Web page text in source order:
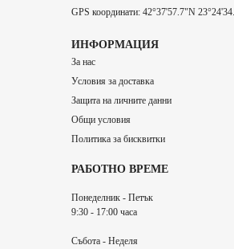
GPS координати: 42°37'57.7"N
ИНФОРМАЦИЯ
За нас
Условия за доставка
Защита на личните данни
Общи условия
Политика за бисквитки
РАБОТНО ВРЕМЕ
Понеделник - Петък
9:30 - 17:00 часа
Събота - Неделя